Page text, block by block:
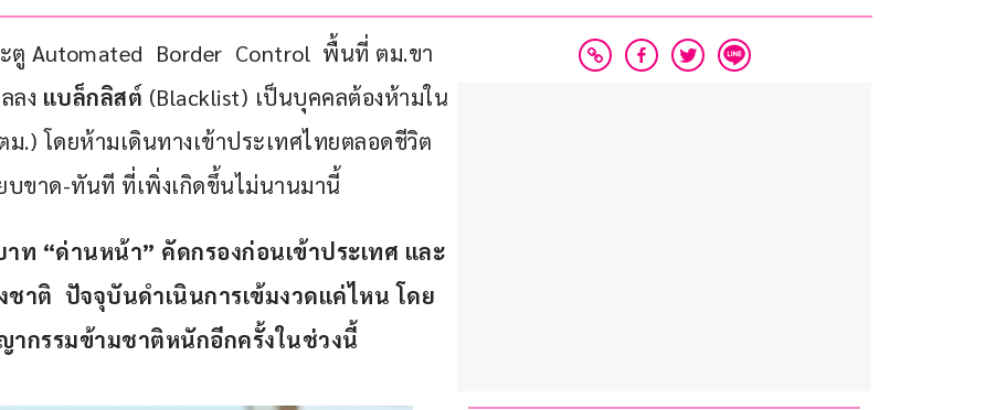
Automated  Border  Control  พื้นที่ ตม.ขา
ลง แบล็กลิสต์ (Blacklist) เป็นบุคคลต้องห้ามใน
ม.) โดยห้ามเดินทางเข้าประเทศไทยตลอดชีวิต
บขาด-ทันที ที่เพิ่งเกิดขึ้นไม่นานมานี้
ท “ด่านหน้า” คัดกรองก่อนเข้าประเทศ และ
าติ  ปัจจุบันดำเนินการเข้มงวดแค่ไหน โดย
กรรมข้ามชาติหนักอีกครั้งในช่วงนี้